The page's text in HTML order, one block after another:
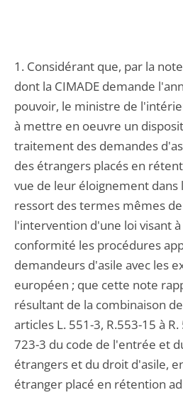
1. Considérant que, par la
dont la CIMADE demande
pouvoir, le ministre de
à mettre en oeuvre un
traitement des demandes
des étrangers placés en
vue de leur éloignement dans
ressort des termes mêmes
l'intervention d'une loi visant
conformité les procédures
demandeurs d'asile avec les
européen ; que cette note
résultant de la combinaison
articles L. 551-3, R.553-15 à
723-3 du code de l'entrée et
étrangers et du droit d'asile,
étranger placé en rétention